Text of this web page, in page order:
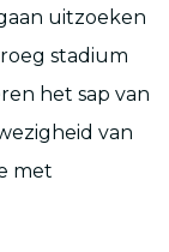
uitzoeken
stadium
het sap van
van
met